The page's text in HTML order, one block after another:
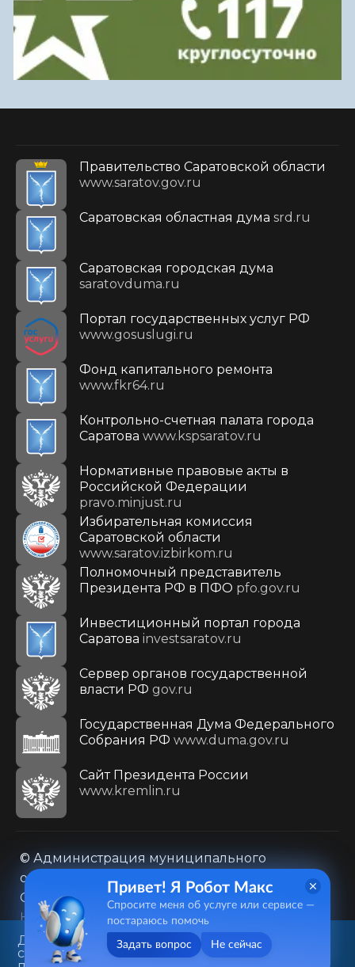
Правительство Саратовской области
www.saratov.gov.ru
Саратовская областная дума srd.ru
Саратовская городская дума
saratovduma.ru
Портал государственных услуг РФ
www.gosuslugi.ru
Фонд капитального ремонта
www.fkr64.ru
Контрольно-счетная палата города
Саратова www.kspsaratov.ru
Нормативные правовые акты в
Российской Федерации
pravo.minjust.ru
Избирательная комиссия
Саратовской области
www.saratov.izbirkom.ru
Полномочный представитель
Президента РФ в ПФО pfo.gov.ru
Инвестиционный портал города
Саратова investsaratov.ru
Сервер органов государственной
власти РФ gov.ru
Государственная Дума Федерального
Собрания РФ www.duma.gov.ru
Cайт Президента России
www.kremlin.ru
© Администрация муниципального
образования городского округа «Город
Саратов»
Контакты
Карта сайта
Политика в отношении обработки
персональных данных
Данный веб-сайт использует
cookie-файлы в целях
Привет! Я Робот Макс
Спросите меня об услуге или сервисе —
постараюсь помочь
Задать вопрос Не сейчас